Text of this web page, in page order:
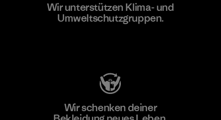
Wir unterstützen Klima- und
Umweltschutzgruppen.
Wir schenken deiner